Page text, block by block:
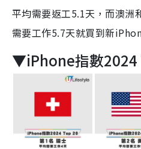
平均需要返工5.1天，而澳洲
需要工作5.7天就買到新
▼iPhone指數